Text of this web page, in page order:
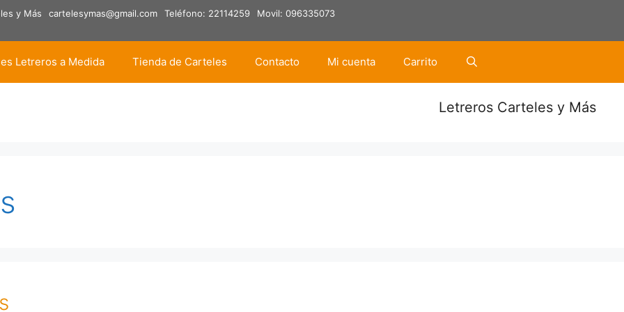
y Más cartelesymas@gmail.com Teléfono: 22114259 Movil: 096335073
Letreros a Medida Tienda de Carteles Contacto Mi cuenta Carrito
Letreros Carteles y Más